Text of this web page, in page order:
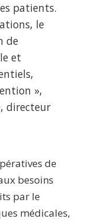
patients.
le
de
et
»,
directeur
de
besoins
par le
médicales,